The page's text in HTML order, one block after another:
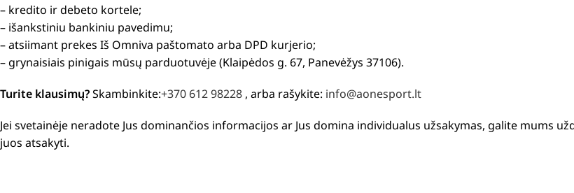
– kredito ir debeto kortele;
– išankstiniu bankiniu pavedimu;
– atsiimant prekes Iš Omniva paštomato arba DPD kurjerio;
– grynaisiais pinigais mūsų parduotuvėje (Klaipėdos g. 67, Panevėžys 37106).
Turite klausimų?Skambinkite:+370 612 98228 , arba rašykite: info@aonesport.lt
Jei svetainėje neradote Jus dominančios informacijos ar Jus domina individualus užsakymas, galite mums
juos atsakyti.